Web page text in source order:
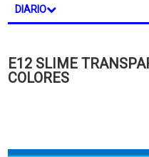
DIARIO
E12 SLIME
COLORES